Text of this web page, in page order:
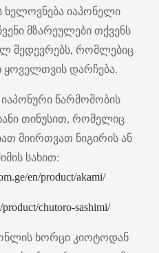
ხელოვნება იაპონელი
მზარეულები თქვენს
შედევრებს, რომლებიც
ყოველთვის დარჩება.
იაპონური წარმოშობის
თინუსით, რომელიც
მიირთვათ ნიგირის ან
სახით:
en/product/akami/
chutoro-sashimi/
ხორცი კიოტოდან